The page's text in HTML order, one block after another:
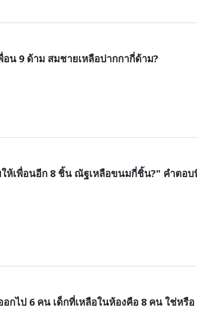
น 9 ด้าม สมชายเหลือปากกากี่ด้าม?
เพื่อนอีก 8 ชิ้น ณัฐเหลือขนมกี่ชิ้น?" คำตอบ
กไป 6 คน เด็กที่เหลือในห้องคือ 8 คน ใช่หรือ